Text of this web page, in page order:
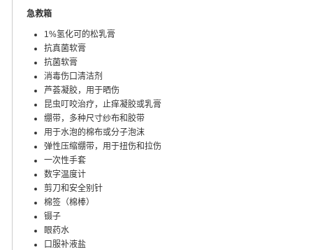
急救箱
1%氢化可的松乳膏
抗真菌软膏
抗菌软膏
消毒伤口清洁剂
芦荟凝胶，用于晒伤
昆虫叮咬治疗，止痒凝胶或乳膏
绷带，多种尺寸纱布和胶带
用于水泡的棉布或分子泡沫
弹性压缩绷带，用于扭伤和拉伤
一次性手套
数字温度计
剪刀和安全别针
棉签（棉棒）
镊子
眼药水
口服补液盐